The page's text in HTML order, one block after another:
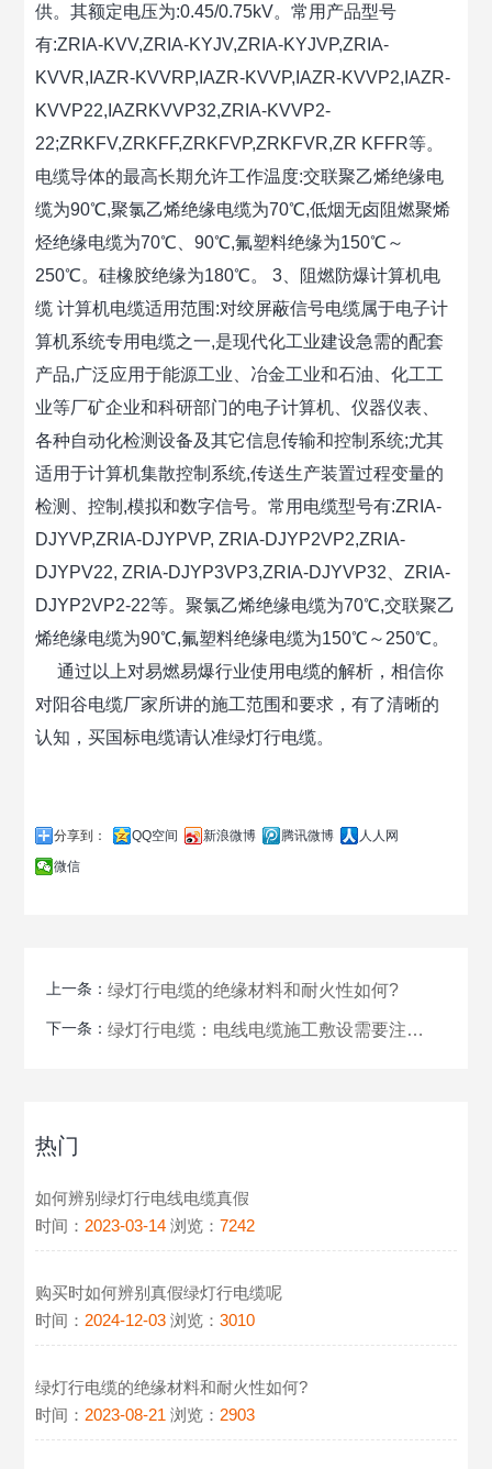
供。其额定电压为:0.45/0.75kV。常用产品型号
有:ZRIA-KVV,ZRIA-KYJV,ZRIA-KYJVP,ZRIA-
KVVR,IAZR-KVVRP,IAZR-KVVP,IAZR-KVVP2,IAZR-
KVVP22,IAZRKVVP32,ZRIA-KVVP2-
22;ZRKFV,ZRKFF,ZRKFVP,ZRKFVR,ZR KFFR等。
电缆导体的最高长期允许工作温度:交联聚乙烯绝缘电
缆为90℃,聚氯乙烯绝缘电缆为70℃,低烟无卤阻燃聚烯
烃绝缘电缆为70℃、90℃,氟塑料绝缘为150℃～
250℃。硅橡胶绝缘为180℃。 3、阻燃防爆计算机电
缆 计算机电缆适用范围:对绞屏蔽信号电缆属于电子计
算机系统专用电缆之一,是现代化工业建设急需的配套
产品,广泛应用于能源工业、冶金工业和石油、化工工
业等厂矿企业和科研部门的电子计算机、仪器仪表、
各种自动化检测设备及其它信息传输和控制系统;尤其
适用于计算机集散控制系统,传送生产装置过程变量的
检测、控制,模拟和数字信号。常用电缆型号有:ZRIA-
DJYVP,ZRIA-DJYPVP, ZRIA-DJYP2VP2,ZRIA-
DJYPV22, ZRIA-DJYP3VP3,ZRIA-DJYVP32、ZRIA-
DJYP2VP2-22等。聚氯乙烯绝缘电缆为70℃,交联聚乙
烯绝缘电缆为90℃,氟塑料绝缘电缆为150℃～250℃。
通过以上对易燃易爆行业使用电缆的解析，相信你
对阳谷电缆厂家所讲的施工范围和要求，有了清晰的
认知，买国标电缆请认准绿灯行电缆。
分享到： QQ空间 新浪微博 腾讯微博
人人网
微信
上一条：绿灯行电缆的绝缘材料和耐火性如何?
下一条： 绿灯行电缆：电线电缆施工敷设需要注意的特点
热门
如何辨别绿灯行电线电缆真假
时间： 2023-03-14 浏览：7242
购买时如何辨别真假绿灯行电缆呢
时间： 2024-12-03 浏览：3010
绿灯行电缆的绝缘材料和耐火性如何?
时间： 2023-08-21 浏览： 2903